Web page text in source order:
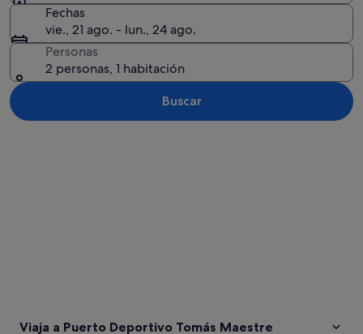
Fechas
vie., 21 ago. - lun., 24 ago.
Personas
2 personas, 1 habitación
Buscar
Viaja a Puerto Deportivo Tomás Maestre